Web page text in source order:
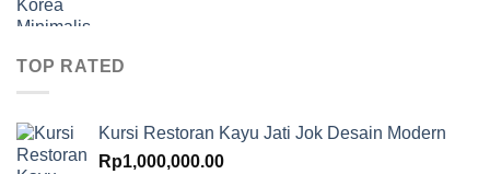
TOP RATED
Kursi Restoran Kayu Jati Jok Desain Modern
Rp1,000,000.00